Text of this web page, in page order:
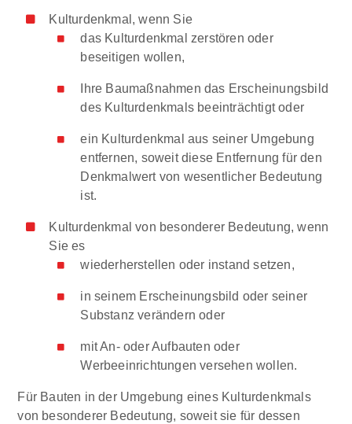
Kulturdenkmal , wenn Sie
das Kulturdenkmal zerstören oder
beseitigen wollen,
Ihre Baumaßnahmen das Erscheinungsbild
des Kulturdenkmals beeinträchtigt oder
ein Kulturdenkmal aus seiner Umgebung
entfernen, soweit diese Entfernung für den
Denkmalwert von wesentlicher Bedeutung
ist.
Kulturdenkmal von besonderer Bedeutung, wenn
Sie es
wiederherstellen oder instand setzen,
in seinem Erscheinungsbild oder seiner
Substanz verändern oder
mit An- oder Aufbauten oder
Werbeeinrichtungen versehen wollen.
Für Bauten in der Umgebung eines Kulturdenkmals
von besonderer Bedeutung, soweit sie für dessen